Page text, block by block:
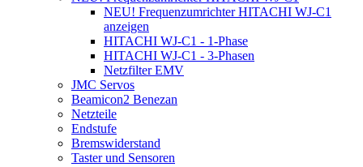
NEU! Frequenzumrichter HITACHI WJ-C1
anzeigen
HITACHI WJ-C1 - 1-Phase
HITACHI WJ-C1 - 3-Phasen
Netzfilter EMV
JMC Servos
Beamicon2 Benezan
Netzteile
Endstufe
Bremswiderstand
Taster und Sensoren